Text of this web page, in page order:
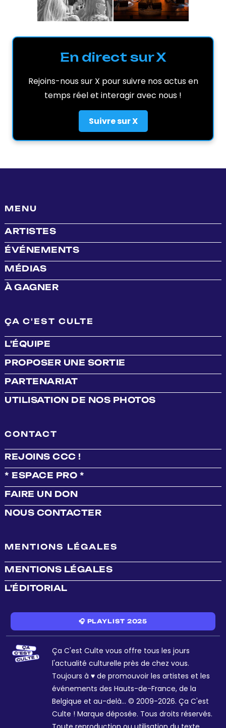
En direct sur X
Rejoins-nous sur X pour suivre nos actus en
temps réel et interagir avec nous !
Suivre sur X
MENU
ARTISTES
ÉVÉNEMENTS
MÉDIAS
À GAGNER
ÇA C'EST CULTE
L'ÉQUIPE
PROPOSER UNE SORTIE
PARTENARIAT
UTILISATION DE NOS PHOTOS
CONTACT
REJOINS CCC !
* ESPACE PRO *
FAIRE UN DON
NOUS CONTACTER
MENTIONS LÉGALES
MENTIONS LÉGALES
L'ÉDITORIAL
🎧 PLAYLIST 2025
Ça C'est Culte vous offre tous les jours
l'actualité culturelle près de chez vous.
Toujours à ♥ de promouvoir les artistes et les
événements des Hauts-de-France, de la
Belgique et au-delà... © 2009-2026. Ça C'est
Culte ! Marque déposée. Tous droits réservés.